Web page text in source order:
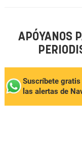
APÓYANOS
Suscríbete gratis
las alertas de